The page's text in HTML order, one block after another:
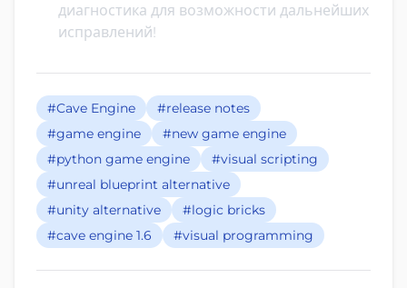
диагностика для возможности дальнейших
исправлений!
#Cave Engine
#release notes
#game engine
#new game engine
#python game engine
#visual scripting
#unreal blueprint alternative
#unity alternative
#logic bricks
#cave engine 1.6
#visual programming